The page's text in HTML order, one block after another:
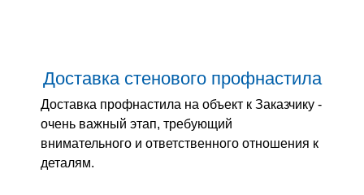
Доставка стенового профнастила
Доставка профнастила на объект к Заказчику -
очень важный этап, требующий
внимательного и ответственного отношения к
деталям.